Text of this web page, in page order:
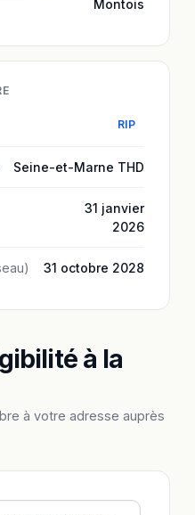
Montois
RIP
Seine-et-Marne THD
31 janvier
2026
31 octobre 2028
à la
à votre adresse auprès